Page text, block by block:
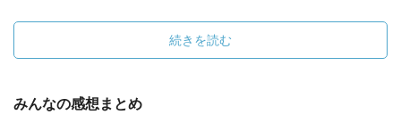
続きを読む
みんなの感想まとめ